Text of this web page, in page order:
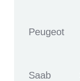
Peugeot
Saab